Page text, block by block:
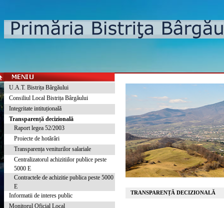
U.A.T. Bistrița Bârgăului
Consiliul Local Bistrița Bârgăului
Integritate intituțională
Transparență decizională
Raport legea 52/2003
Proiecte de hotărâri
Transparența veniturilor salariale
Centralizatorul achizitiilor publice peste
5000 E
Contractele de achizitie publica peste 5000
E
Informatii de interes public
Monitorul Oficial Local
TRANSPARENȚĂ DECIZIONALĂ